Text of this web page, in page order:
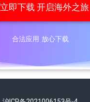
立即下载 开启海外之旅
合法应用 放心下载